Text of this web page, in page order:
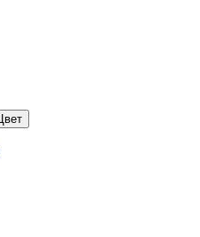
Цвет